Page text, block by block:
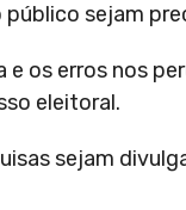
sejam
os erros nos
eleitoral.
sejam